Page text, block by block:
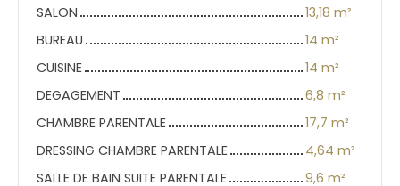
SALON
13,18 m²
BUREAU
14 m²
CUISINE
14 m²
DEGAGEMENT
6,8 m²
CHAMBRE PARENTALE
17,7 m²
DRESSING CHAMBRE PARENTALE
4,64 m²
SALLE DE BAIN SUITE PARENTALE
9,6 m²